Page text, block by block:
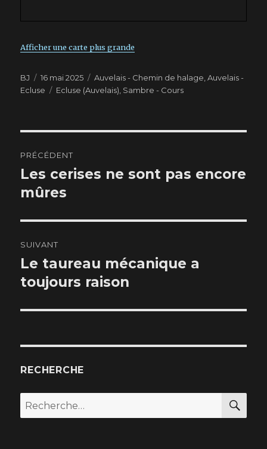
Afficher une carte plus grande
Auteur
BJ
Publié
le
16 mai 2025 Catégories
Auvelais - Chemin de halage,Auvelais -
Ecluse
Étiquettes
Ecluse (Auvelais), Sambre - Cours
de
l’article
PRÉCÉDENT
Article
précédent :
Les cerises ne sont pas encore
mûres
SUIVANT
Article
suivant :
Le taureau mécanique a
toujours raison
RECHERCHE
Recherche
pour